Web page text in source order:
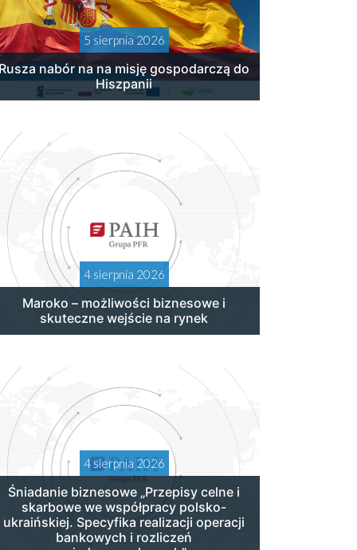
5 sierpnia 2026
nabór na na misję gospodarczą do
Hiszpanii
4 sierpnia 2026
Maroko – możliwości biznesowe i
skuteczne wejście na rynek
4 sierpnia 2026
Śniadanie biznesowe „Przepisy celne i
skarbowe we współpracy polsko-
ukraińskiej. Specyfika realizacji operacji
bankowych i rozliczeń